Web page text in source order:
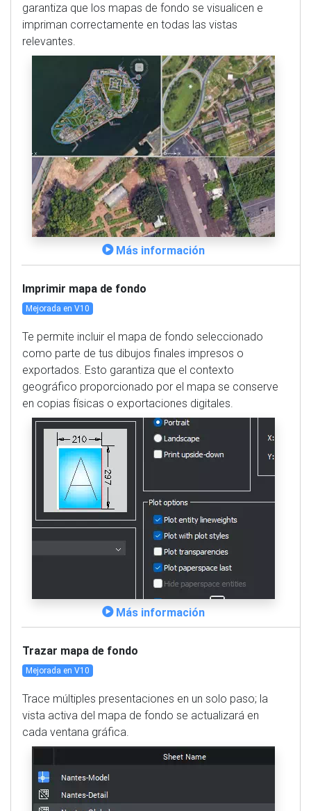
garantiza que los mapas de fondo se visualicen e
impriman correctamente en todas las vistas
relevantes.
Más información
Imprimir mapa de fondo
Mejorada en V10
Te permite incluir el mapa de fondo seleccionado
como parte de tus dibujos finales impresos o
exportados. Esto garantiza que el contexto
geográfico proporcionado por el mapa se conserve
en copias físicas o exportaciones digitales.
Más información
Trazar mapa de fondo
Mejorada en V10
Trace múltiples presentaciones en un solo paso; la
vista activa del mapa de fondo se actualizará en
cada ventana gráfica.